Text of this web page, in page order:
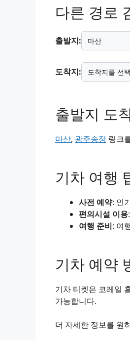
다른 경로
출발지:
도착지:
출발지 도
마산, 광주송정 링크
기차 여행
사전 예약: 인
편의시설 이용
여행 준비: 여
기차 예약
기차 티켓은 코레일
가능합니다.
더 자세한 정보를 원